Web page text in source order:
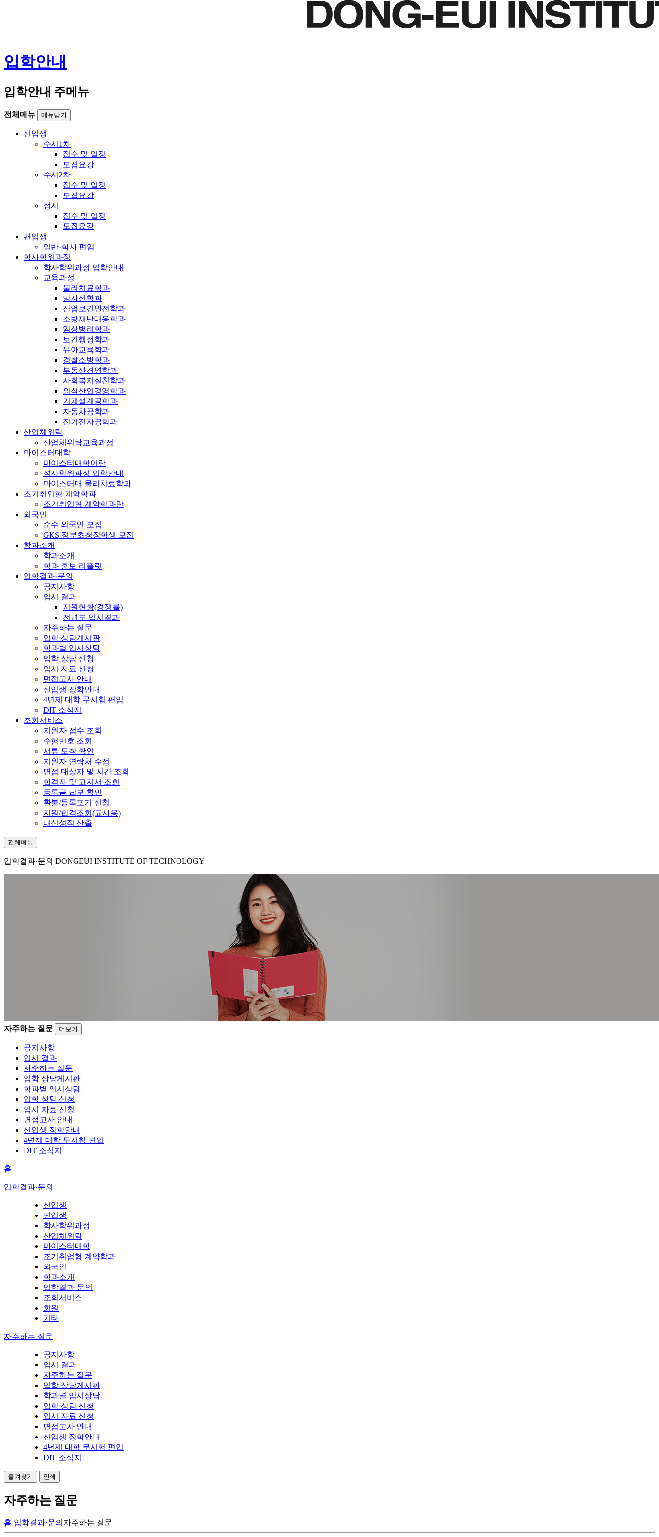
입학안내
입학안내 주메뉴
전체메뉴 메뉴닫기
신입생
수시1차
접수 및 일정
모집요강
수시2차
접수 및 일정
모집요강
정시
접수 및 일정
모집요강
편입생
일반·학사 편입
학사학위과정
학사학위과정 입학안내
교육과정
물리치료학과
방사선학과
산업보건안전학과
소방재난대응학과
임상병리학과
보건행정학과
유아교육학과
경찰소방학과
부동산경영학과
사회복지실천학과
외식산업경영학과
기계설계공학과
자동차공학과
전기전자공학과
산업체위탁
산업체위탁교육과정
마이스터대학
마이스터대학이란
석사학위과정 입학안내
마이스터대 물리치료학과
조기취업형 계약학과
조기취업형 계약학과란
외국인
순수 외국인 모집
GKS 정부초청장학생 모집
학과소개
학과소개
학과 홍보 리플릿
입학결과·문의
공지사항
입시 결과
지원현황(경쟁률)
전년도 입시결과
자주하는 질문
입학 상담게시판
학과별 입시상담
입학 상담 신청
입시 자료 신청
면접고사 안내
신입생 장학안내
4년제 대학 무시험 편입
DIT 소식지
조회서비스
지원자 접수 조회
수험번호 조회
서류 도착 확인
지원자 연락처 수정
면접 대상자 및 시간 조회
합격자 및 고지서 조회
등록금 납부 확인
환불/등록포기 신청
지원/합격조회(교사용)
내신성적 산출
전체메뉴
입학결과·문의 DONGEUI INSTITUTE OF TECHNOLOGY
자주하는 질문 더보기
공지사항
입시 결과
자주하는 질문
입학 상담게시판
학과별 입시상담
입학 상담 신청
입시 자료 신청
면접고사 안내
신입생 장학안내
4년제 대학 무시험 편입
DIT 소식지
홈
입학결과·문의
신입생
편입생
학사학위과정
산업체위탁
마이스터대학
조기취업형 계약학과
외국인
학과소개
입학결과·문의
조회서비스
회원
기타
자주하는 질문
공지사항
입시 결과
자주하는 질문
입학 상담게시판
학과별 입시상담
입학 상담 신청
입시 자료 신청
면접고사 안내
신입생 장학안내
4년제 대학 무시험 편입
DIT 소식지
즐겨찾기 인쇄
자주하는 질문
홈 입학결과·문의 자주하는 질문